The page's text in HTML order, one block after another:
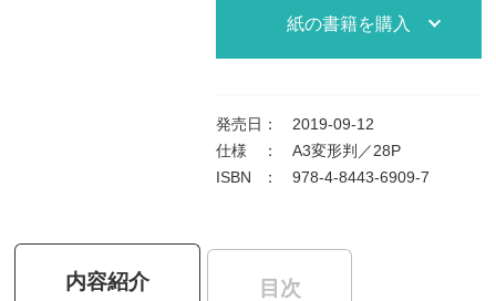
紙の書籍を購入
発売日 ：
2019-09-12
仕様
：
A3変形判／28P
ISBN
： 978-4-8443-6909-7
内容紹介 目次